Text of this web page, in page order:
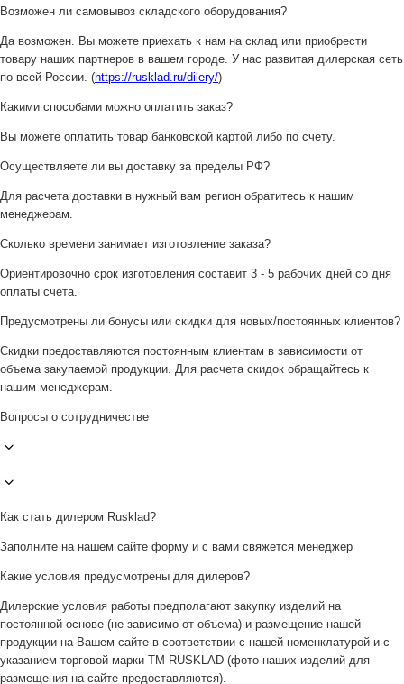
Возможен ли самовывоз складского оборудования?
Да возможен. Вы можете приехать к нам на склад или приобрести
товару наших партнеров в вашем городе. У нас развитая дилерская сеть
по всей России. (https://rusklad.ru/dilery/)
Какими способами можно оплатить заказ?
Вы можете оплатить товар банковской картой либо по счету.
Осуществляете ли вы доставку за пределы РФ?
Для расчета доставки в нужный вам регион обратитесь к нашим
менеджерам.
Сколько времени занимает изготовление заказа?
Ориентировочно срок изготовления составит 3 - 5 рабочих дней со дня
оплаты счета.
Предусмотрены ли бонусы или скидки для новых/постоянных клиентов?
Скидки предоставляются постоянным клиентам в зависимости от
объема закупаемой продукции. Для расчета скидок обращайтесь к
нашим менеджерам.
Вопросы о сотрудничестве
Как стать дилером Rusklad?
Заполните на нашем сайте форму и с вами свяжется менеджер
Какие условия предусмотрены для дилеров?
Дилерские условия работы предполагают закупку изделий на
постоянной основе (не зависимо от объема) и размещение нашей
продукции на Вашем сайте в соответствии с нашей номенклатурой и с
указанием торговой марки ТМ RUSKLAD (фото наших изделий для
размещения на сайте предоставляются).